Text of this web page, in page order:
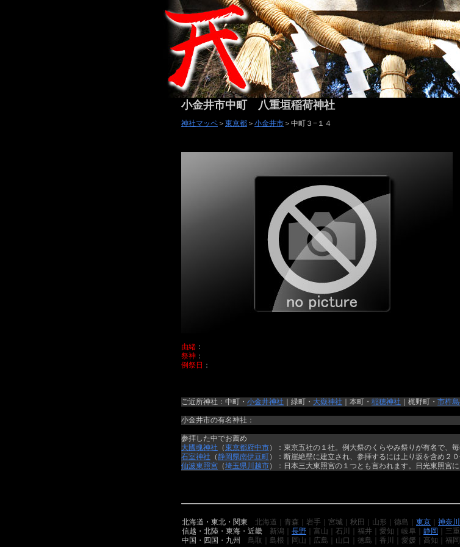
小金井市中町 八重垣稲荷神社
神社マッペ ＞ 東京都 ＞ 小金井市 ＞中町３−１４
由緒 ：
祭神 ：
例祭日 ：
ご近所神社：中町・ 小金井神社 ｜緑町・ 大嶽神社 ｜本町・ 稲穂神社 ｜梶野町・ 市杵
小金井市の有名神社：
参拝した中でお薦め
大國魂神社 （東京都府中市）：東京五社の１社。例大祭のくらやみ祭りが有名で、
石室神社 （静岡県南伊豆町）：断崖絶壁に建立され、参拝するには上り坂を含め２
仙波東照宮 （埼玉県川越市）：日本三大東照宮の１つとも言われます。日光東照宮
北海道・東北・関東 北海道｜青森｜岩手｜宮城｜秋田｜山形｜徳島｜ 東京 神奈川
信越・北陸・東海・近畿 新潟｜ 長野 ｜富山｜石川｜福井｜愛知｜岐阜｜ 静岡 ｜三
中国・四国・九州 鳥取｜島根｜岡山｜広島｜山口｜徳島｜香川｜愛媛｜高知｜福